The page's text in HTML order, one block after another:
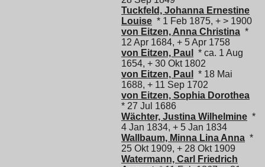
Tuckfeld, Johanna Ernestine
Louise * 1 Feb 1875, + > 1900
von Eitzen, Anna Christina *
12 Apr 1684, + 5 Apr 1758
von Eitzen, Paul
* ca. 1 Aug
1654, + 30 Okt 1802
von Eitzen, Paul
* 18 Mai
1688, + 11 Sep 1702
von Eitzen, Sophia Dorothea
* 27 Jul 1686
Wächter, Justina Wilhelmine *
4 Jan 1834, + 5 Jan 1834
Wallbaum, Minna Lina Anna *
25 Okt 1909, + 28 Okt 1909
Watermann, Carl Friedrich